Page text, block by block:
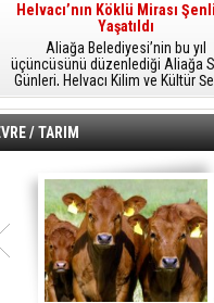
Helvacı’nın Köklü Mirası
Yaşatıldı
Aliağa Belediyesi’nin bu yıl
üçüncüsünü düzenlediği Aliağa
Günleri, Helvacı Kilim ve Kültür
ile Helvacı’da renkli bir güne
oldu.
/ TARIM